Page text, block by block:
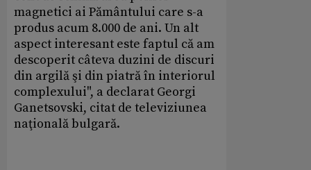
magnetici ai Pământului care s-a
produs acum 8.000 de ani. Un alt
aspect interesant este faptul că am
descoperit câteva duzini de discuri
din argilă şi din piatră în interiorul
complexului", a declarat Georgi
Ganetsovski, citat de televiziunea
naţională bulgară.